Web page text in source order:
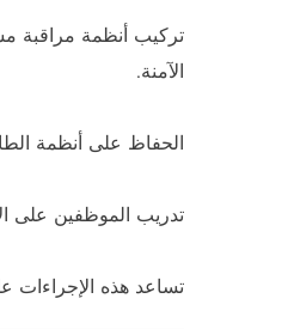
تركيب أنظمة مراقبة
الآمنة.
الحفاظ على أنظمة
تدريب الموظفين على
تساعد هذه الإجراءات